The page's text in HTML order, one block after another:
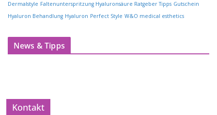
Dermalstyle Faltenunterspritzung Hyaluronsäure Ratgeber Tipps Gutschein
Hyaluron Behandlung Hyaluron Perfect Style W&O medical esthetics
News & Tipps
Kontakt